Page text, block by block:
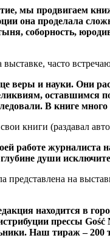
мы продвигаем
она проделала
соборность,
часто
веры и науки. Они
оставшимся
В книге
книги (раздавал
работе журналиста
души
представлена на
находится в
прессы
Наш тираж – 200